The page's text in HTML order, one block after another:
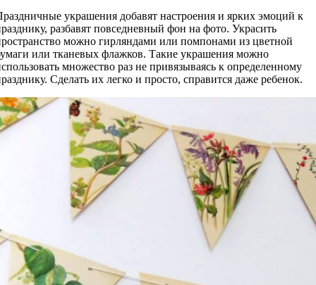
украшения добавят настроения и ярких эмоций к
разбавят повседневный фон на фото. Украсить
можно гирляндами или помпонами из цветной
или тканевых флажков. Такие украшения можно
множество раз не привязываясь к определенному
Сделать их легко и просто, справится даже ребенок.